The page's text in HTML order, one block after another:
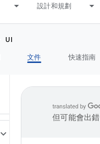
設計和規劃
UI
文件 快速指南
但可能會出錯